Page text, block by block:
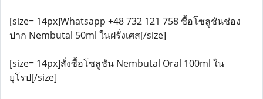
[size= 14px]Whatsapp +48 732 121 758 ซื้อโซลูชันช่อง
ปาก Nembutal 50ml ในฝรั่งเศส[/size]
[size= 14px]สั่งซื้อโซลูชัน Nembutal Oral 100ml ใน
ยุโรป[/size]